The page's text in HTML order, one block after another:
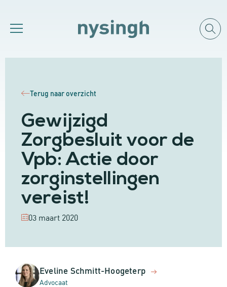
Terug naar overzicht
Gewijzigd
Zorgbesluit voor de
Vpb: Actie door
zorginstellingen
vereist!
03 maart 2020
Eveline Schmitt-Hoogeterp
Advocaat